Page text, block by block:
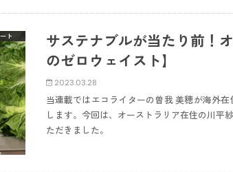
ト
サステナブルが当たり前！
のゼロウェイスト】
2023.03.28
当連載ではエコライターの曽我 美穂が海外
します。今回は、オーストラリア在住の川平
ただきました。